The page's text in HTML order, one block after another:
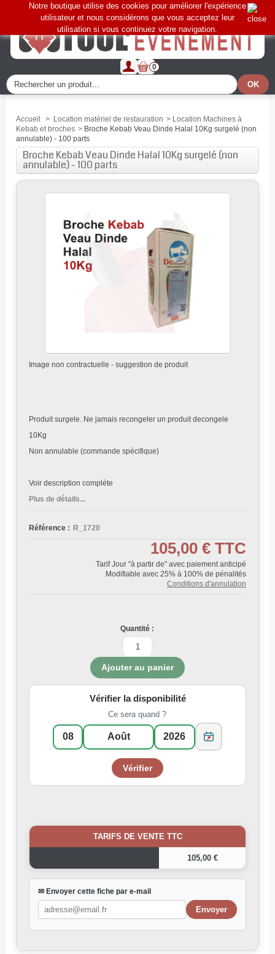
0
Notre boutique utilise des cookies pour améliorer l'expérience
utilisateur et nous considérons que vous acceptez leur
utilisation si vous continuez votre navigation.
Accueil > Location matériel de restauration > Location Machines à
Kebab et broches > Broche Kebab Veau Dinde Halal 10Kg surgelé (non
annulable) - 100 parts
Broche Kebab Veau Dinde Halal 10Kg surgelé (non
annulable) - 100 parts
Image non contractuelle - suggestion de produit
Produit surgele. Ne jamais recongeler un produit decongele
10Kg
Non annulable (commande spécifique)
Voir description complète
Plus de détails...
Référence : R_1720
105,00 € TTC
Tarif Jour "à partir de" avec paiement anticipé
Modifiable avec 25% à 100% de pénalités
Conditions d'annulation
Quantité :
Vérifier la disponibilité
Ce sera quand ?
TARIFS DE VENTE TTC
105,00 €
✉ Envoyer cette fiche par e-mail